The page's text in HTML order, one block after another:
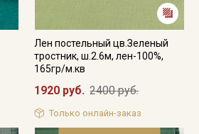
Лен постельный цв.Зеленый
тростник, ш.2.6м, лен-100%,
165гр/м.кв
1920 руб. 2400 руб.
Только онлайн-заказ